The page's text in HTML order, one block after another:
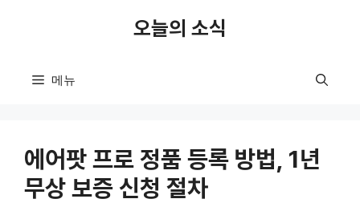
오늘의 소식
메뉴
에어팟 프로 정품 등록 방법, 1년
무상 보증 신청 절차